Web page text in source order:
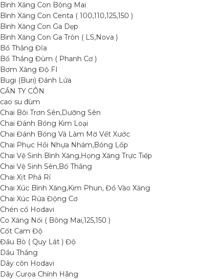
Bình Xăng Con Bông Mai
Bình Xăng Con Centa ( 100,110,125,150 )
Bình Xăng Con Ga Dẹp
Bình Xăng Con Ga Tròn ( LS,Nova )
Bố Thắng Đĩa
Bố Thắng Đùm ( Phanh Cơ )
Bơm Xăng Độ FI
Bugi (Buri) Đánh Lửa
CẦN TY CÔN
cao su đùm
Chai Bôi Trơn Sên,Dưỡng Sên
Chai Đánh Bóng Kim Loại
Chai Đánh Bóng Và Làm Mờ Vết Xước
Chai Phục Hồi Nhựa Nhám,Bóng Lốp
Chai Vệ Sinh Bình Xăng,Họng Xăng Trực Tiếp
Chai Vệ Sinh Sên,Bố Thắng
Chai Xịt Phá Rỉ
Chai Xúc Bình Xăng,Kim Phun, Đổ Vào Xăng
Chai Xúc Rửa Động Cơ
Chén cổ Hodavi
Co Xăng Nối ( Bông Mai,125,150 )
Cốt Cam Độ
Đầu Bò ( Quy Lát ) Độ
Dầu Thắng
Dây côn Hodavi
Dây Curoa Chính Hãng